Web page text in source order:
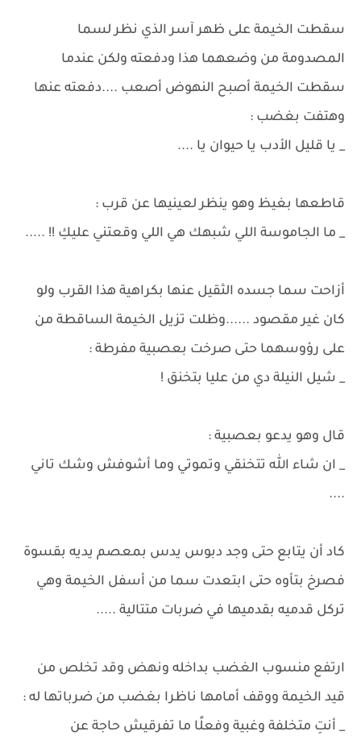
سقطت الخيمة على ظهر آسر الذي نظر لسما
المصدومة من وضعهما هذا ودفعته ولكن عندما
سقطت الخيمة أصبح النهوض أصعب ....دفعته عنها
وهتفت بغضب :
_ يا قليل الأدب يا حيوان يا ....
قاطعها بغيظ وهو ينظر لعينيها عن قرب :
_ ما الجاموسة اللي شبهك هي اللي وقعتني عليكِ !! .....
أزاحت سما جسده الثقيل عنها بكراهية هذا القرب ولو
كان غير مقصود ......وظلت تزيل الخيمة الساقطة من
على رؤوسهما حتى صرخت بعصبية مفرطة :
_ شيل النيلة دي من عليا بتخنق !
قال وهو يدعو بعصبية :
_ ان شاء الله تتخنقي وتموتي وما أشوفش وشك تاني
....
كاد أن يتابع حتى وجد دبوس يدس بمعصم يديه بقسوة
فصرخ بتأوه حتى ابتعدت سما من أسفل الخيمة وهي
تركل قدميه بقدميها في ضربات متتالية .....
ارتفع منسوب الغضب بداخله ونهض وقد تخلص من
قيد الخيمة ووقف أمامها ناظرا بغضب من ضرباتها له :
_ أنتِ متخلفة وغبية وفعلًا ما تفرقيش حاجة عن